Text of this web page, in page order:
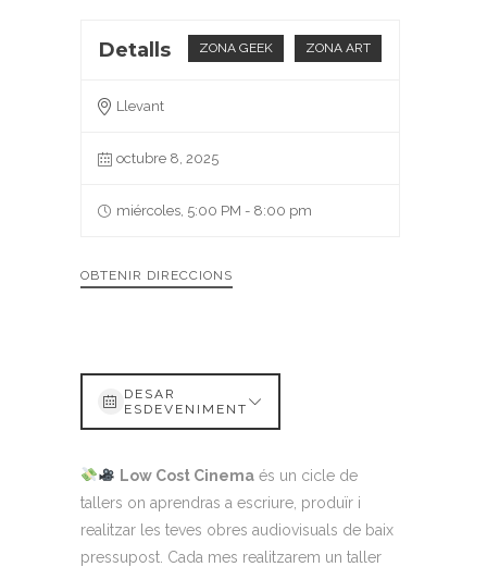
ZONA ART
ZONA GEEK
Detalls
Llevant
octubre 8, 2025
miércoles, 5:00 PM - 8:00 pm
OBTENIR DIRECCIONS
DESAR
ESDEVENIMENT
Low Cost Cinemaés un cicle de
tallers on aprendras a escriure, produïr i
realitzar les teves obres audiovisuals de baix
pressupost. Cada mes realitzarem un taller